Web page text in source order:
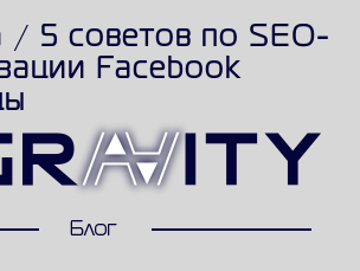
/ 5 советов по SEO-
Facebook